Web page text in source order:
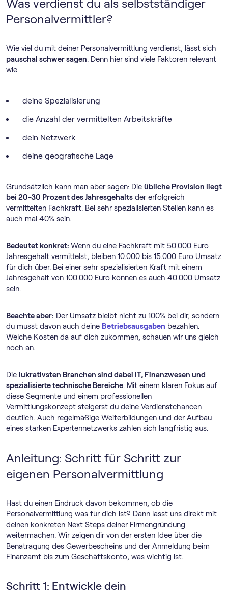
Was verdienst du als selbstständiger
Personalvermittler?
Wie viel du mit deiner Personalvermittlung verdienst, lässt sich
pauschal schwer sagen. Denn hier sind viele Faktoren relevant
wie
deine Spezialisierung
die Anzahl der vermittelten Arbeitskräfte
dein Netzwerk
deine geografische Lage
Grundsätzlich kann man aber sagen: Die übliche Provision liegt
bei 20-30 Prozent des Jahresgehalts der erfolgreich
vermittelten Fachkraft. Bei sehr spezialisierten Stellen kann es
auch mal 40% sein.
Bedeutet konkret: Wenn du eine Fachkraft mit 50.000 Euro
Jahresgehalt vermittelst, bleiben 10.000 bis 15.000 Euro Umsatz
für dich über. Bei einer sehr spezialisierten Kraft mit einem
Jahresgehalt von 100.000 Euro können es auch 40.000 Umsatz
sein.
Beachte aber: Der Umsatz bleibt nicht zu 100% bei dir, sondern
du musst davon auch deine Betriebsausgaben bezahlen.
Welche Kosten da auf dich zukommen, schauen wir uns gleich
noch an.
Die lukrativsten Branchen sind dabei IT, Finanzwesen und
spezialisierte technische Bereiche. Mit einem klaren Fokus auf
diese Segmente und einem professionellen
Vermittlungskonzept steigerst du deine Verdienstchancen
deutlich. Auch regelmäßige Weiterbildungen und der Aufbau
eines starken Expertennetzwerks zahlen sich langfristig aus.
Anleitung: Schritt für Schritt zur
eigenen Personalvermittlung
Hast du einen Eindruck davon bekommen, ob die
Personalvermittlung was für dich ist? Dann lasst uns direkt mit
deinen konkreten Next Steps deiner Firmengründung
weitermachen. Wir zeigen dir von der ersten Idee über die
Benatragung des Gewerbescheins und der Anmeldung beim
Finanzamt bis zum Geschäftskonto, was wichtig ist.
Schritt 1: Entwickle dein